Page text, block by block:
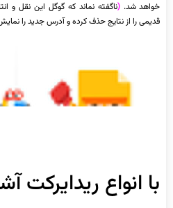
خواهد شد.(ناگفته نماند که گوگل این نقل و
قدیمی را از نتایج حذف کرده و آدرس جدید را
با انواع ریدایرکت